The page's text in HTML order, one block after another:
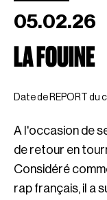
05.02.26
LA FOUINE
Date de REPORT du
A l'occasion de
de retour en
Considéré
rap français, il a